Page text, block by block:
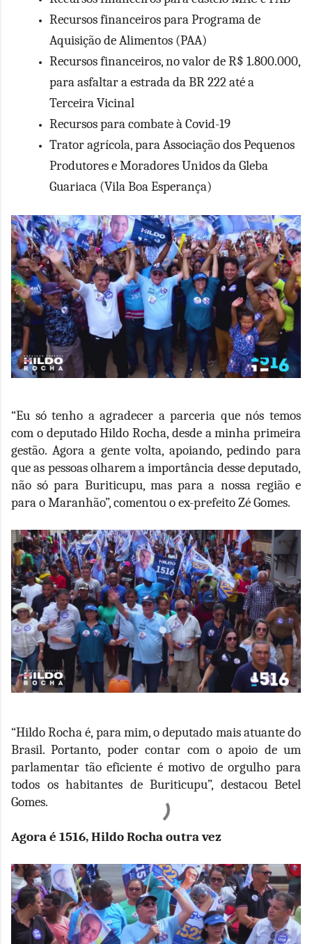
Recursos financeiros para Programa de
Aquisição de Alimentos (PAA)
Recursos financeiros, no valor de R$ 1.800.000,
para asfaltar a estrada da BR 222 até a
Terceira Vicinal
Recursos para combate à Covid-19
Trator agrícola, para Associação dos Pequenos
Produtores e Moradores Unidos da Gleba
Guariaca (Vila Boa Esperança)
“Eu só tenho a agradecer a parceria que nós temos
com o deputado Hildo Rocha, desde a minha primeira
gestão. Agora a gente volta, apoiando, pedindo para
que as pessoas olharem a importância desse deputado,
não só para Buriticupu, mas para a nossa região e
para o Maranhão”, comentou o ex-prefeito Zé Gomes.
“Hildo Rocha é, para mim, o deputado mais atuante do
Brasil. Portanto, poder contar com o apoio de um
parlamentar tão eficiente é motivo de orgulho para
todos os habitantes de Buriticupu”, destacou Betel
Gomes.
Agora é 1516, Hildo Rocha outra vez